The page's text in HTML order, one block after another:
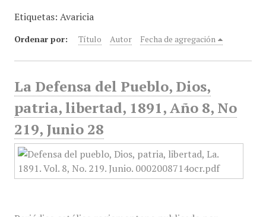
Etiquetas: Avaricia
Ordenar por: Título Autor Fecha de agregación
La Defensa del Pueblo, Dios,
patria, libertad, 1891, Año 8, No
219, Junio 28